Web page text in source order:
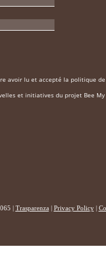
avoir lu et accepté la politique
et initiatives du projet Bee My
| Trasparenza | Privacy Policy|